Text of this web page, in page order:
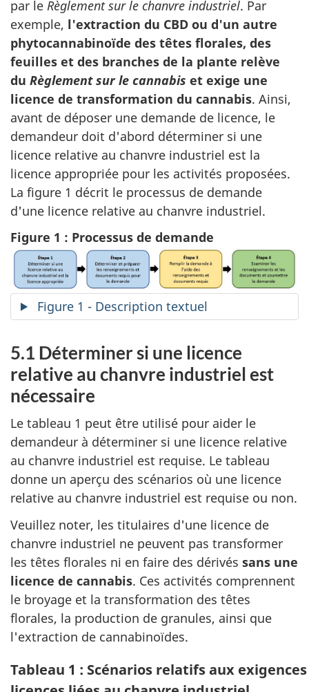
par le Règlement sur le chanvre industriel. Par
exemple, l'extraction du CBD ou d'un autre
phytocannabinoïde des têtes florales, des
feuilles et des branches de la plante relève
du Règlement sur le cannabis et exige une
licence de transformation du cannabis. Ainsi,
avant de déposer une demande de licence, le
demandeur doit d'abord déterminer si une
licence relative au chanvre industriel est la
licence appropriée pour les activités proposées.
La figure 1 décrit le processus de demande
d'une licence relative au chanvre industriel.
Figure 1 : Processus de demande
Figure 1 - Description textuel
5.1 Déterminer si une licence
relative au chanvre industriel est
nécessaire
Le tableau 1 peut être utilisé pour aider le
demandeur à déterminer si une licence relative
au chanvre industriel est requise. Le tableau
donne un aperçu des scénarios où une licence
relative au chanvre industriel est requise ou non.
Veuillez noter, les titulaires d'une licence de
chanvre industriel ne peuvent pas transformer
les têtes florales ni en faire des dérivés sans une
licence de cannabis. Ces activités comprennent
le broyage et la transformation des têtes
florales, la production de granules, ainsi que
l'extraction de cannabinoïdes.
Tableau 1 : Scénarios relatifs aux